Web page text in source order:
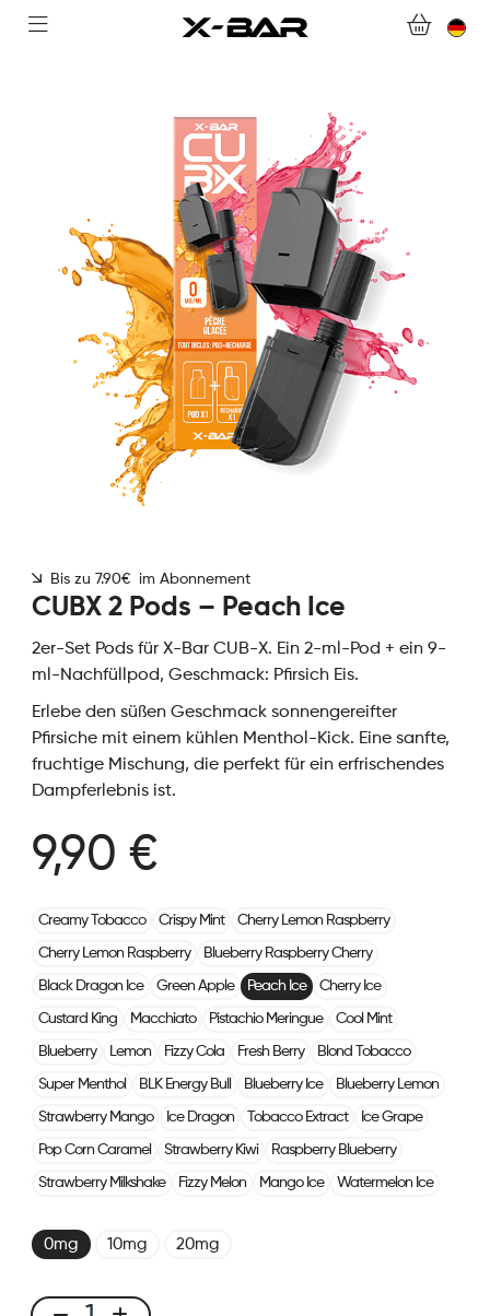
KONTAKTIERE UNS.
WERDEN SIE X-BAR-GROSSHÄNDLER
MEIN KONTO
Bis zu 7.90€ im Abonnement
CUBX 2 Pods – Peach Ice
2er-Set Pods für X-Bar CUB-X. Ein 2-ml-Pod + ein 9-
ml-Nachfüllpod, Geschmack: Pfirsich Eis.
Erlebe den süßen Geschmack sonnengereifter
Pfirsiche mit einem kühlen Menthol-Kick. Eine sanfte,
fruchtige Mischung, die perfekt für ein erfrischendes
Dampferlebnis ist.
9,90 €
Creamy Tobacco Crispy Mint Cherry Lemon Raspberry
Cherry Lemon Raspberry Blueberry Raspberry Cherry
Black Dragon Ice Green Apple Peach Ice Cherry Ice
Custard King Macchiato Pistachio Meringue Cool Mint
Blueberry Lemon Fizzy Cola Fresh Berry Blond Tobacco
Super Menthol BLK Energy Bull Blueberry Ice Blueberry Lemon
Strawberry Mango Ice Dragon Tobacco Extract Ice Grape
Pop Corn Caramel Strawberry Kiwi Raspberry Blueberry
Strawberry Milkshake Fizzy Melon Mango Ice Watermelon Ice
0mg 10mg 20mg